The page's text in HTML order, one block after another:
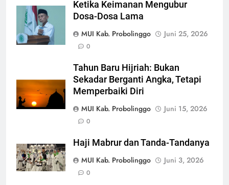
Ketika Keimanan Mengubur
Dosa-Dosa Lama
MUI Kab. Probolinggo
Juni 25, 2026
0
Tahun Baru Hijriah: Bukan
Sekadar Berganti Angka, Tetapi
Memperbaiki Diri
MUI Kab. Probolinggo
Juni 15, 2026
0
Haji Mabrur dan Tanda-Tandanya
MUI Kab. Probolinggo
Juni 3, 2026
0